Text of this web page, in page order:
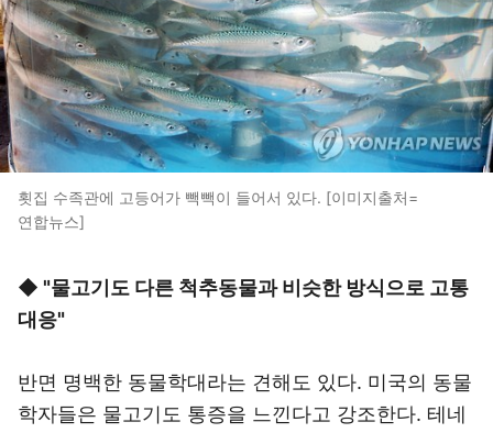
횟집 수족관에 고등어가 빽빽이 들어서 있다. [이미지출처=
연합뉴스]
◆ "물고기도 다른 척추동물과 비슷한 방식으로 고통
대응"
반면 명백한 동물학대라는 견해도 있다. 미국의 동물
학자들은 물고기도 통증을 느낀다고 강조한다. 테네